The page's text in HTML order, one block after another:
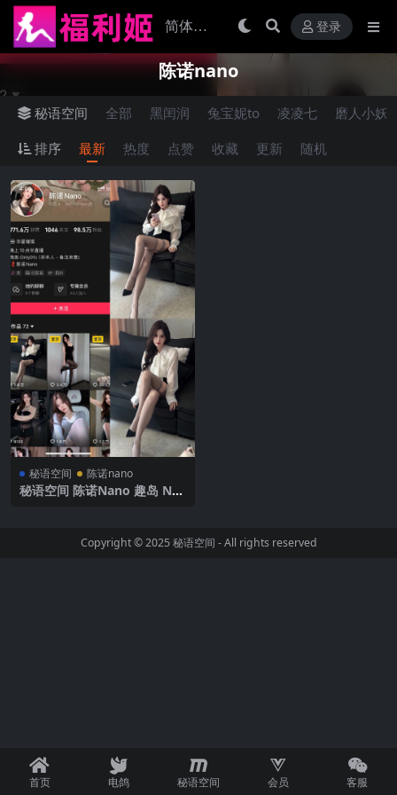
登录
陈诺nano
秘语空间 全部 黑闰润 兔宝妮to 凌凌七
磨人小妖
排序
最新 热度 点赞 收藏 更新 随机
秘语空间 陈诺nano
秘语空间 陈诺Nano 趣岛 NO.
Copyright © 2025秘语空间 - All rights reserved
首页 电鸽 秘语空间 会员 客服